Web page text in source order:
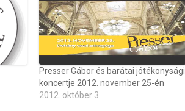
Presser Gábor és barátai jótékonysági
koncertje 2012. november 25-én
2012. október 3